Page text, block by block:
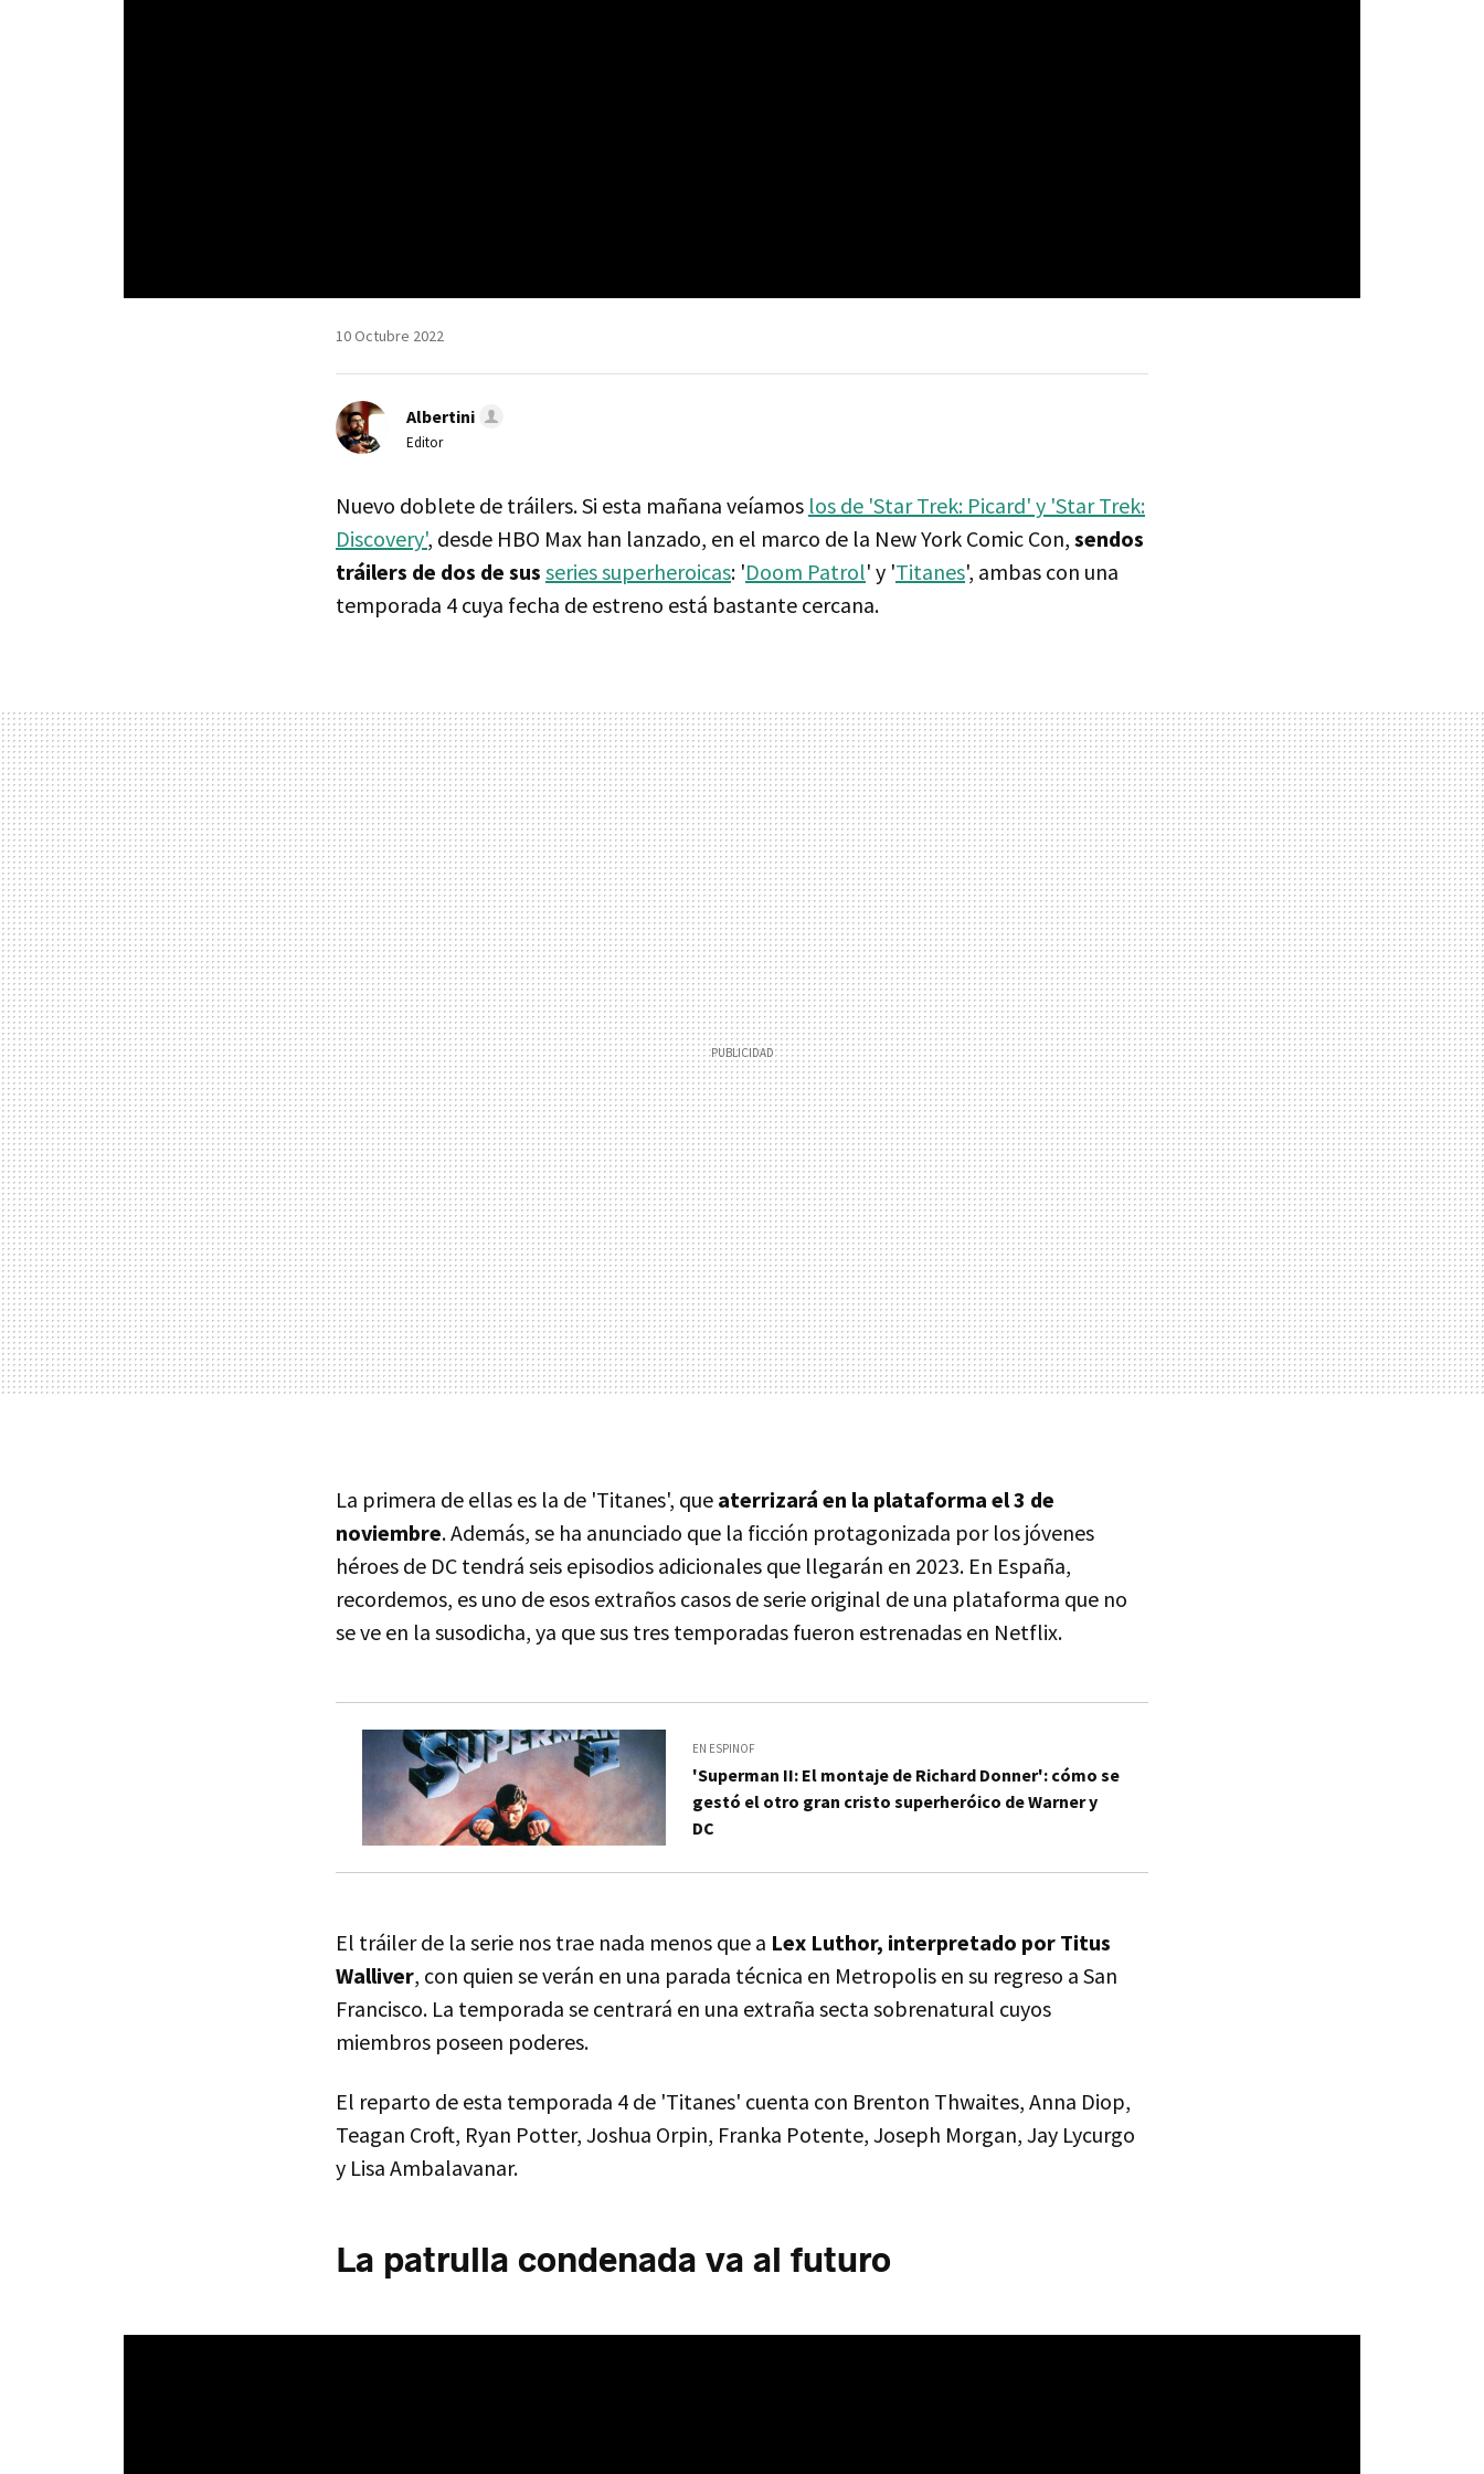
10 Octubre 2022
Albertini
Editor
Nuevo doblete de tráilers. Si esta mañana veíamos los de 'Star Trek: Picard' y 'Star Trek:
Discovery', desde HBO Max han lanzado, en el marco de la New York Comic Con, sendos
tráilers de dos de sus series superheroicas: 'Doom Patrol' y 'Titanes', ambas con una
temporada 4 cuya fecha de estreno está bastante cercana.
La primera de ellas es la de 'Titanes', que aterrizará en la plataforma el 3 de
noviembre. Además, se ha anunciado que la ficción protagonizada por los jóvenes
héroes de DC tendrá seis episodios adicionales que llegarán en 2023. En España,
recordemos, es uno de esos extraños casos de serie original de una plataforma que no
se ve en la susodicha, ya que sus tres temporadas fueron estrenadas en Netflix.
EN ESPINOF
'Superman II: El montaje de Richard Donner': cómo se
gestó el otro gran cristo superheróico de Warner y
DC
El tráiler de la serie nos trae nada menos que a Lex Luthor, interpretado por Titus
Walliver, con quien se verán en una parada técnica en Metropolis en su regreso a San
Francisco. La temporada se centrará en una extraña secta sobrenatural cuyos
miembros poseen poderes.
El reparto de esta temporada 4 de 'Titanes' cuenta con Brenton Thwaites, Anna Diop,
Teagan Croft, Ryan Potter, Joshua Orpin, Franka Potente, Joseph Morgan, Jay Lycurgo
y Lisa Ambalavanar.
La patrulla condenada va al futuro